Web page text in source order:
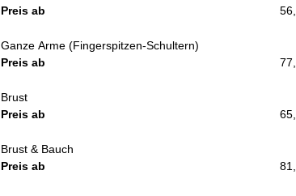
Preis ab
Ganze Arme (Fingerspitzen-Schultern)
Preis ab
Brust
Preis ab
Brust & Bauch
Preis ab